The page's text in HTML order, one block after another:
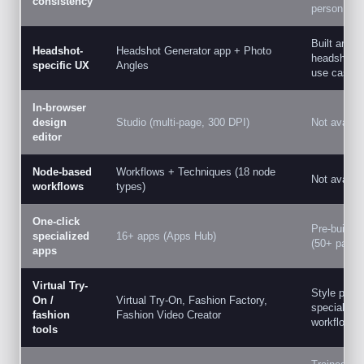
person
Headshot-
specific UX
Headshot Generator app + Photo
Angles
Built
use case
In-browser
design
editor
Studio (multi-page, 300 DPI) Not
Node-based
workflows
Workflows + Techniques (18 node
types)
Not
One-click
specialized
apps
16+ apps (Apps Hub)
Pre-built
(50+
Virtual Try-
On /
fashion
tools
Virtual Try-On, Fashion Factory,
Fashion Video Creator
Style
workflow